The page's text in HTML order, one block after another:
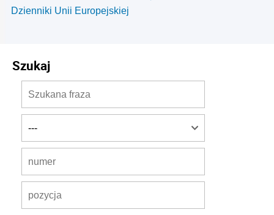
Dzienniki Unii Europejskiej
Szukaj